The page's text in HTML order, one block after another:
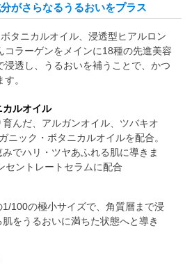
がさらなるうるおいをプラス
タニカルオイル、浸透型ヒアルロン
コラーゲンをメインに18種の先進美容
浸透し、うるおいを補うことで、かつ
。
ルオイル
んだ、アルガンオイル、ツバキオ
ニック・ボタニカルオイルを配合。
でハリ・ツヤあふれる肌に導きま
セントレートセラムに配合
100の極小サイズで、角質層まで浸
をうるおいに満ちた状態へと導き